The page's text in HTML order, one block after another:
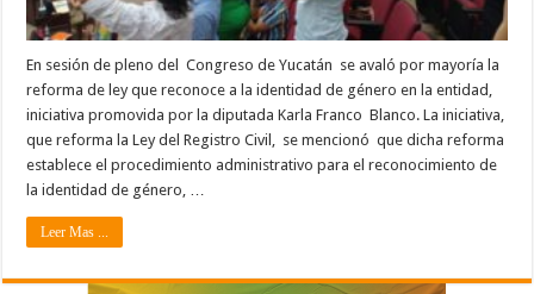
En sesión de pleno del Congreso de Yucatán se avaló por mayoría la
reforma de ley que reconoce a la identidad de género en la entidad,
iniciativa promovida por la diputada Karla Franco Blanco. La iniciativa,
que reforma la Ley del Registro Civil, se mencionó que dicha reforma
establece el procedimiento administrativo para el reconocimiento de
la identidad de género, …
Leer Mas ...